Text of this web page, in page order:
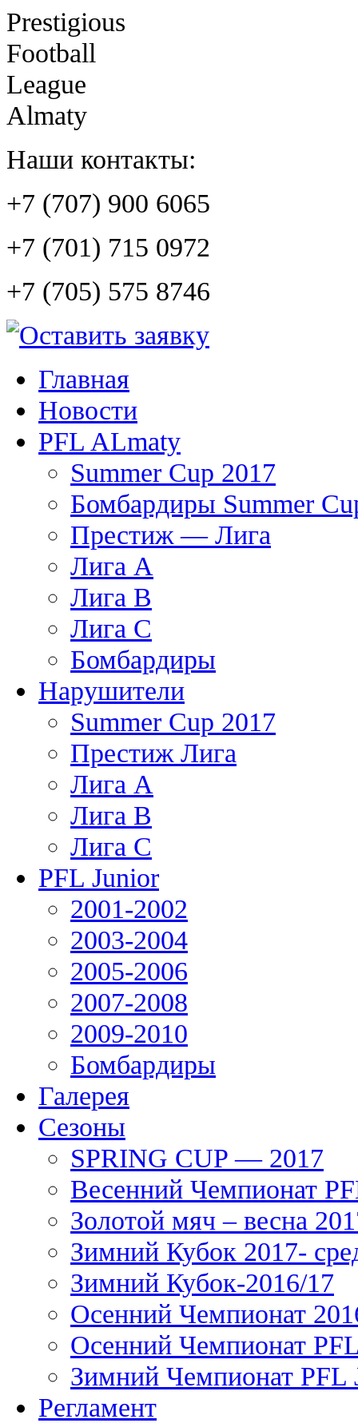
Prestigious
Football
League
Almaty
Наши контакты:
+7 (707) 900 6065
+7 (701) 715 0972
+7 (705) 575 8746
Главная
Новости
PFL ALmaty
Summer Cup 2017
Бомбардиры Summer
Престиж — Лига
Лига А
Лига В
Лига С
Бомбардиры
Нарушители
Summer Cup 2017
Престиж Лига
Лига А
Лига В
Лига С
PFL Junior
2001-2002
2003-2004
2005-2006
2007-2008
2009-2010
Бомбардиры
Галерея
Сезоны
SPRING CUP — 2017
Весенний Чемпионат
Золотой мяч – весна
Зимний Кубок 2017-
Зимний Кубок-2016/17
Осенний Чемпионат
Осенний Чемпионат
Зимний Чемпионат PFL
Регламент